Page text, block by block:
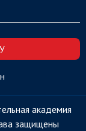
академия
защищены